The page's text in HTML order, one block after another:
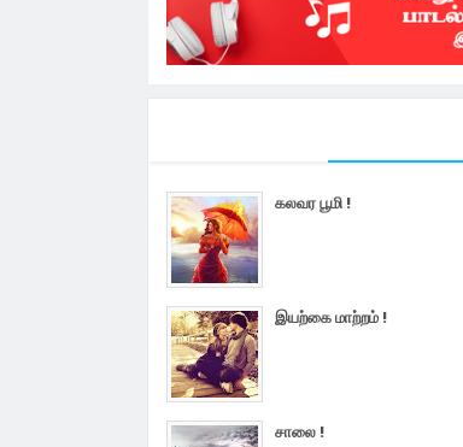
கலவர பூமி !
இயற்கை மாற்றம் !
சாலை !